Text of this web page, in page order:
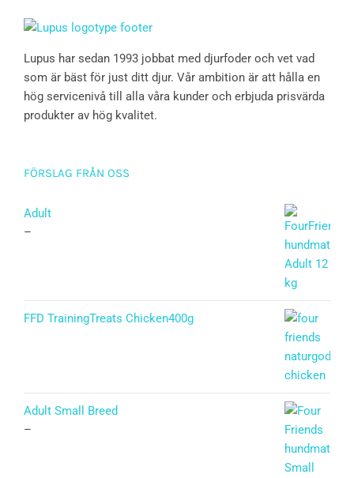
Lupus har sedan 1993 jobbat med djurfoder och vet vad
som är bäst för just ditt djur. Vår ambition är att hålla en
hög servicenivå till alla våra kunder och erbjuda prisvärda
produkter av hög kvalitet.
FÖRSLAG FRÅN OSS
Adult
–
FFD TrainingTreats Chicken400g
Adult Small Breed
–